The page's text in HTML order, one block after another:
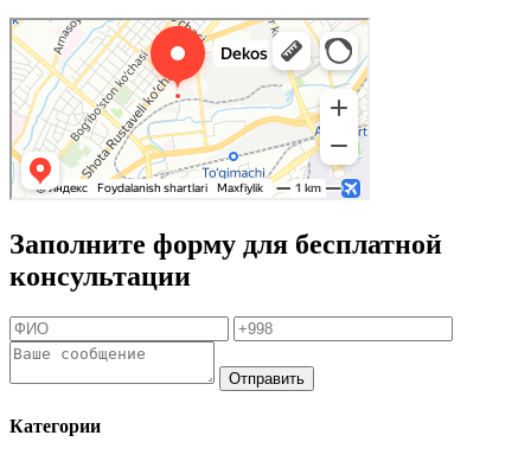
Заполните форму для бесплатной
консультации
Отправить
Категории